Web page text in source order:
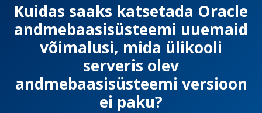
Kuidas saaks katsetada Oracle
andmebaasisüsteemi uuemaid
võimalusi, mida ülikooli
serveris olev
andmebaasisüsteemi versioon
ei paku?